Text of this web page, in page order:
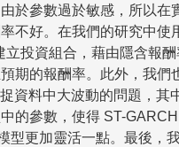
於參數過於敏感，所以在
不好。在我們的研究中使
立投資組合，藉由隱含報
期的報酬率。此外，我們
資料中大波動的問題，其
的參數，使得 ST-
型更加靈活一點。最後，